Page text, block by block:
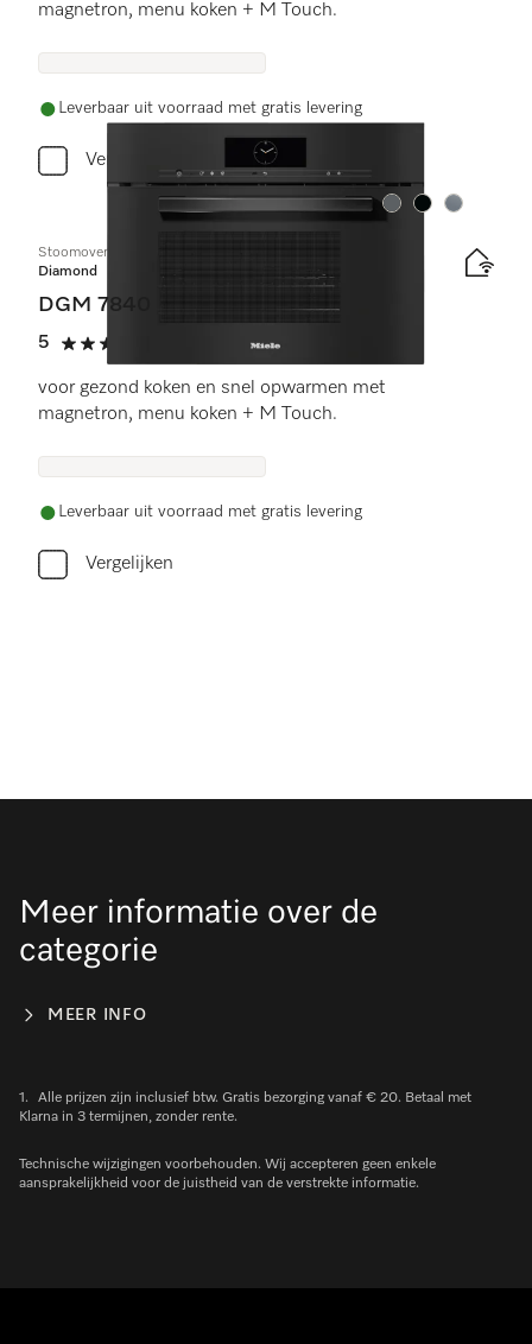
magnetron, menu koken + M Touch.
Leverbaar uit voorraad met gratis levering
Vergelijken
Kleur:Kleur:Kleur:
Stoomoven met magnetron
Diamond
DGM 7840
5
5 sterren op 5
(2 beoordelingen)
voor gezond koken en snel opwarmen met
magnetron, menu koken + M Touch.
Leverbaar uit voorraad met gratis levering
Vergelijken
Meer informatie over de
categorie
MEER INFO
1.
Alle prijzen zijn inclusief btw. Gratis bezorging vanaf € 20. Betaal met
Klarna in 3 termijnen, zonder rente.
Technische wijzigingen voorbehouden. Wij accepteren geen enkele
aansprakelijkheid voor de juistheid van de verstrekte informatie.